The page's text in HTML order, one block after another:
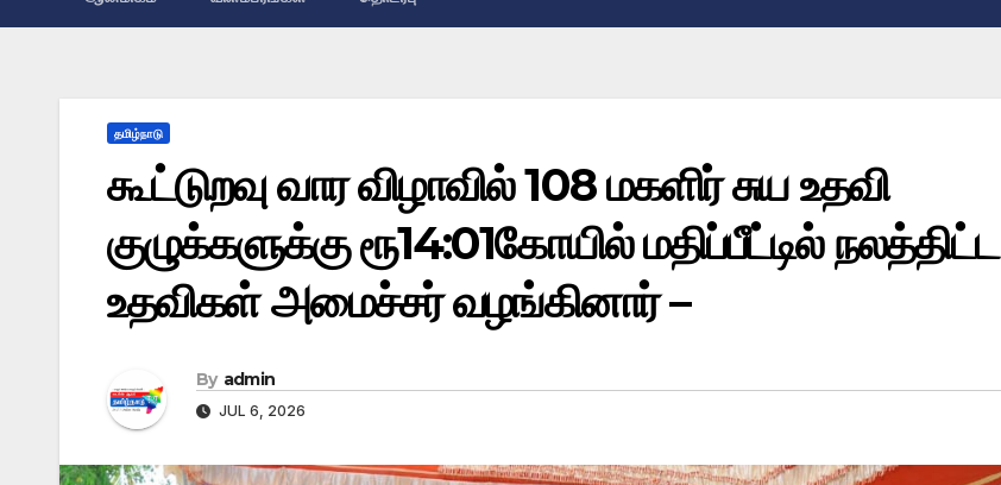
தமிழ்நாடு
கூட்டுறவு வார விழாவில் 108 மகளிர் சுய உதவி
குழுக்களுக்கு ரூ14:01கோயில் மதிப்பீட்டில் நலத்திட்ட
உதவிகள் அமைச்சர் வழங்கினார் –
By admin
JUL 6, 2026